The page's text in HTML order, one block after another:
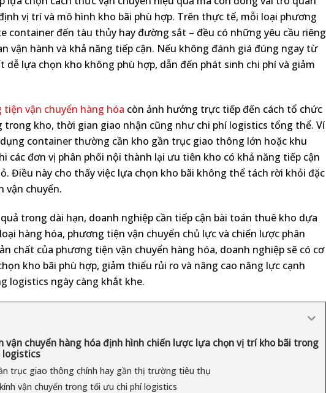
vị trí và mô hình kho bãi phù hợp. Trên thực tế, mỗi loại phương
container đến tàu thủy hay đường sắt – đều có những yêu cầu riêng
vận hành và khả năng tiếp cận. Nếu không đánh giá đúng ngay từ
dễ lựa chọn kho không phù hợp, dẫn đến phát sinh chi phí và giảm
tiện vận chuyển hàng hóa còn ảnh hưởng trực tiếp đến cách tổ chức
trong kho, thời gian giao nhận cũng như chi phí logistics tổng thể. Ví
container thường cần kho gần trục giao thông lớn hoặc khu
các đơn vị phân phối nội thành lại ưu tiên kho có khả năng tiếp cận
Điều này cho thấy việc lựa chọn kho bãi không thể tách rời khỏi đặc
vận chuyển.
trong dài hạn, doanh nghiệp cần tiếp cận bài toán thuê kho dựa
hàng hóa, phương tiện vận chuyển chủ lực và chiến lược phân
chất của phương tiện vận chuyển hàng hóa, doanh nghiệp sẽ có cơ
kho bãi phù hợp, giảm thiểu rủi ro và nâng cao năng lực cạnh
logistics ngày càng khắt khe.
vận chuyển hàng hóa định hình chiến lược lựa chọn vị trí kho bãi trong
logistics
trục giao thông chính hay gần thị trường tiêu thụ
vận chuyển trong tối ưu chi phí logistics